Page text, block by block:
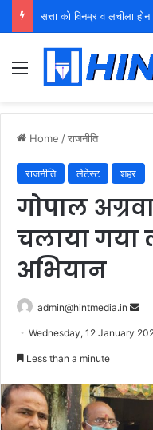
युवा शक्ति को पहचाने बूढ़ा नेतृत्व
Menu
Home /राजनीति
राजनीति लेटेस्ट शहर
गोपाल
चलाया गया
अभियान
admin@hintmedia.in
Wednesday, 12 January
Less than a minute